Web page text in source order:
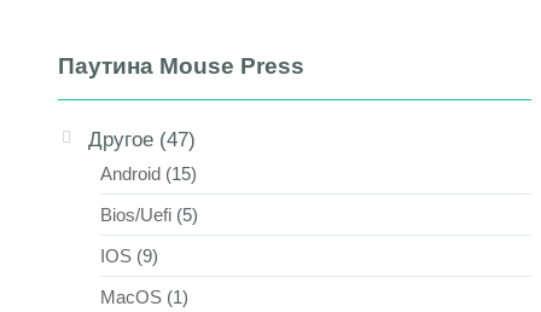
Паутина Mouse Press
Другое (47)
Android (15)
Bios/Uefi (5)
IOS (9)
MacOS (1)